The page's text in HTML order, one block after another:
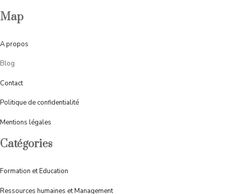
Map
Apropos
Blog
Contact
Politique de confidentialité
Mentions légales
Catégories
Formation et Education
Ressources humaines et Management